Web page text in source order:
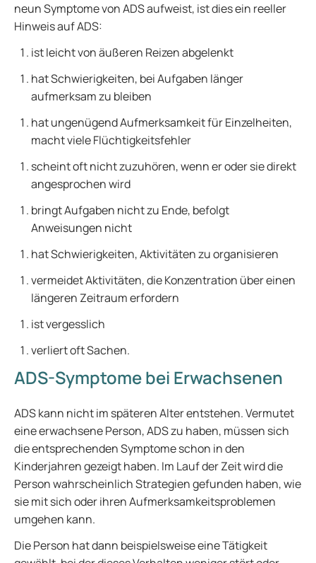
neun Symptome von ADS aufweist, ist dies ein reeller
Hinweis auf ADS:
ist leicht von äußeren Reizen abgelenkt
hat Schwierigkeiten, bei Aufgaben länger
aufmerksam zu bleiben
hat ungenügend Aufmerksamkeit für Einzelheiten,
macht viele Flüchtigkeitsfehler
scheint oft nicht zuzuhören, wenn er oder sie direkt
angesprochen wird
bringt Aufgaben nicht zu Ende, befolgt
Anweisungen nicht
hat Schwierigkeiten, Aktivitäten zu organisieren
vermeidet Aktivitäten, die Konzentration über einen
längeren Zeitraum erfordern
ist vergesslich
verliert oft Sachen.
ADS-Symptome bei Erwachsenen
ADS kann nicht im späteren Alter entstehen. Vermutet
eine erwachsene Person, ADS zu haben, müssen sich
die entsprechenden Symptome schon in den
Kinderjahren gezeigt haben. Im Lauf der Zeit wird die
Person wahrscheinlich Strategien gefunden haben, wie
sie mit sich oder ihren Aufmerksamkeitsproblemen
umgehen kann.
Die Person hat dann beispielsweise eine Tätigkeit